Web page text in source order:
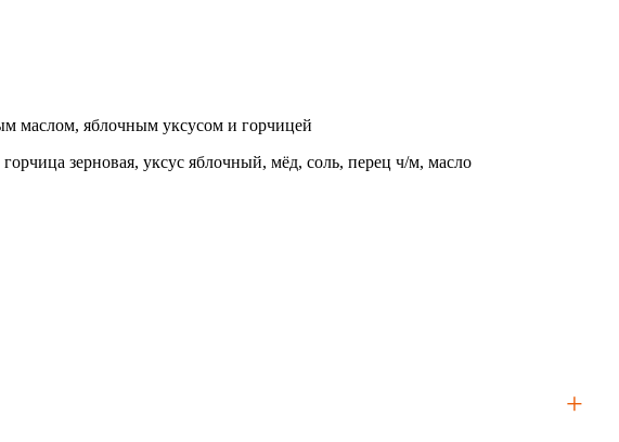
маслом, яблочным уксусом и горчицей
зерновая, уксус яблочный, мёд, соль, перец ч/м, масло